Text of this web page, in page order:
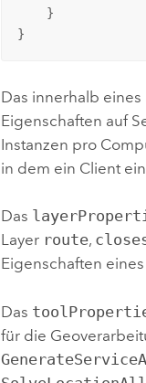
    }
}
Das innerhalb
Eigenschaften auf
Instanzen pro
in dem ein Client
Das
Layer route,
Eigenschaften
Das
für die